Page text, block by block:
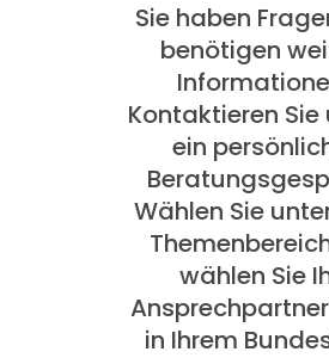
Sie haben
benötigen
Kontaktieren Sie
ein
Wählen Sie
wählen Sie
in Ihrem